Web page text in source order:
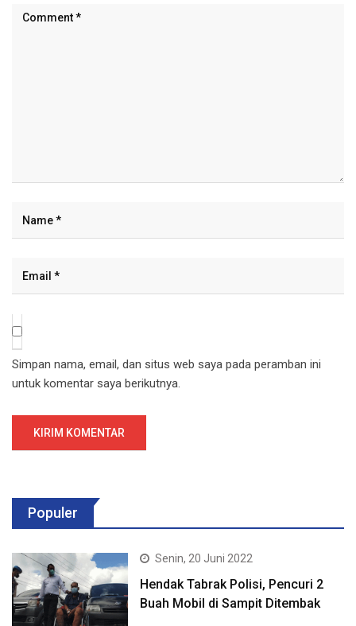
Simpan nama, email, dan situs web saya pada peramban ini
untuk komentar saya berikutnya.
Populer
Senin, 20 Juni 2022
Hendak Tabrak Polisi, Pencuri 2
Buah Mobil di Sampit Ditembak